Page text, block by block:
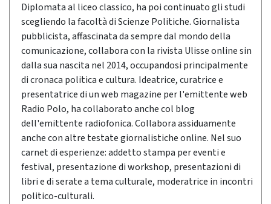
Diplomata al liceo classico, ha poi continuato gli studi
scegliendo la facoltà di Scienze Politiche. Giornalista
pubblicista, affascinata da sempre dal mondo della
comunicazione, collabora con la rivista Ulisse online sin
dalla sua nascita nel 2014, occupandosi principalmente
di cronaca politica e cultura. Ideatrice, curatrice e
presentatrice di un web magazine per l'emittente web
Radio Polo, ha collaborato anche col blog
dell'emittente radiofonica. Collabora assiduamente
anche con altre testate giornalistiche online. Nel suo
carnet di esperienze: addetto stampa per eventi e
festival, presentazione di workshop, presentazioni di
libri e di serate a tema culturale, moderatrice in incontri
politico-culturali.